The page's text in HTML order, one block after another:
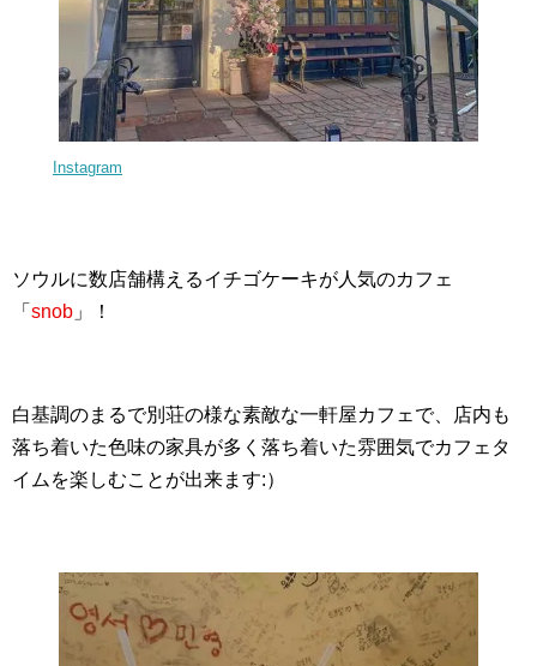
Instagram
ソウルに数店舗構えるイチゴケーキが人気のカフェ
「 snob 」！
白基調のまるで別荘の様な素敵な一軒屋カフェで、店内も
落ち着いた色味の家具が多く落ち着いた雰囲気でカフェタ
イムを楽しむことが出来ます:）